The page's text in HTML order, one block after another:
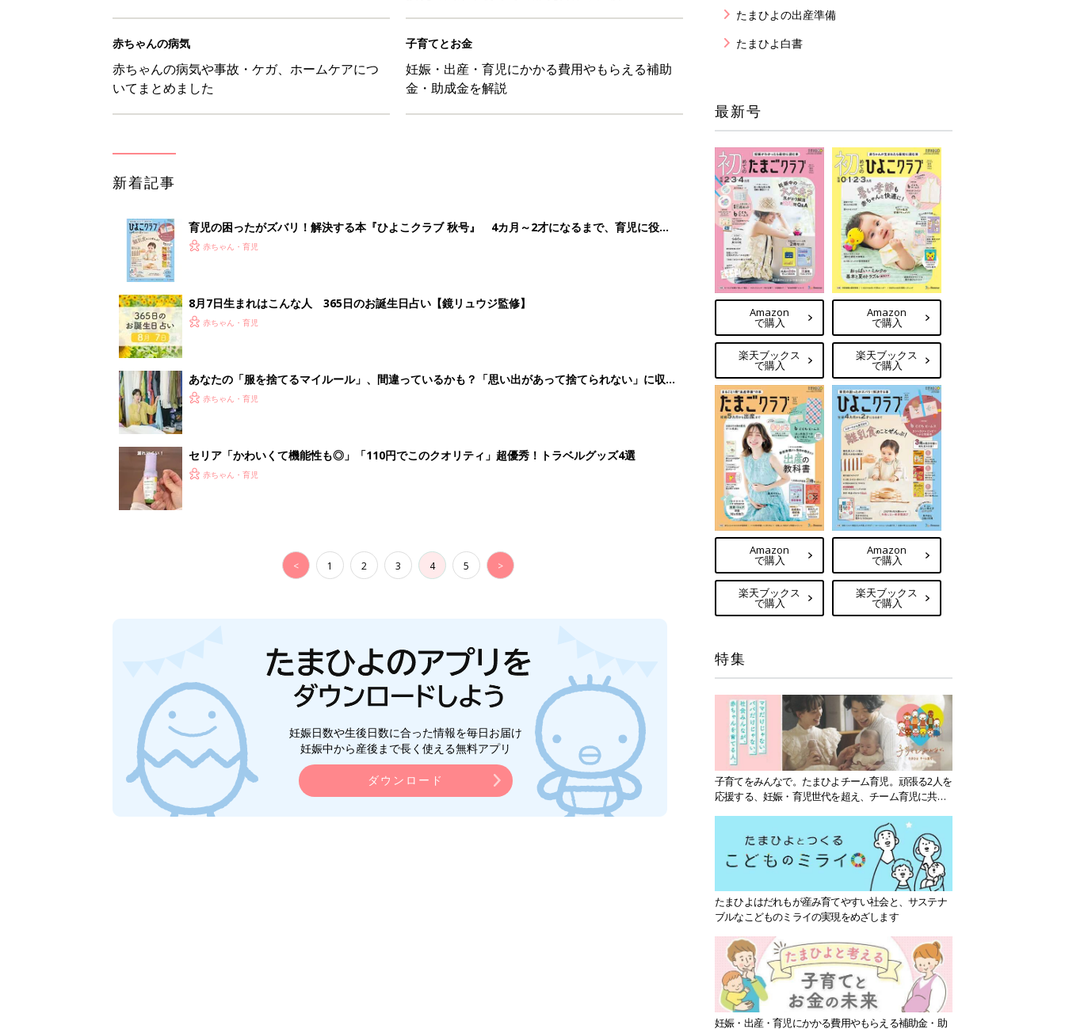
赤ちゃんの病気
赤ちゃんの病気や事故・ケガ、ホームケアにつ
いてまとめました
子育てとお金
妊娠・出産・育児にかかる費用やもらえる補助
金・助成金を解説
新着記事
育児の困ったがズバリ！解決する本『ひよこクラブ 秋号』 4カ月～2才になるまで、育児に役立
つ情報がいっぱい！
赤ちゃん・育児
8月7日生まれはこんな人 365日のお誕生日占い【鏡リュウジ監修】
赤ちゃん・育児
あなたの「服を捨てるマイルール」、間違っているかも？「思い出があって捨てられない」に収納
スタイリストが喝！
赤ちゃん・育児
セリア「かわいくて機能性も◎」「110円でこのクオリティ」超優秀！トラベルグッズ4選
赤ちゃん・育児
< 1 2 3 4 5 >
妊娠日数や生後日数に合った情報を毎日お届け
妊娠中から産後まで長く使える無料アプリ
ダウンロード
たまひよの出産準備
たまひよ白書
最新号
Amazon
で購入
楽天ブックス
で購入
Amazon
で購入
楽天ブックス
で購入
Amazon
で購入
楽天ブックス
で購入
Amazon
で購入
楽天ブックス
で購入
特集
子育てをみんなで。たまひよチーム育児。頑張る2人を
応援する、妊娠・育児世代を超え、チーム育児に共感
たまひよはだれもが産み育てやすい社会と、サステナ
ブルなこどものミライの実現をめざします
妊娠・出産・育児にかかる費用やもらえる補助金・助